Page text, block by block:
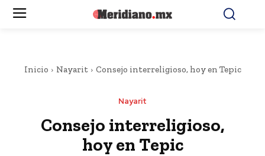
Inicio Nayarit Consejo interreligioso, hoy en Tepic
Nayarit
Consejo interreligioso,
hoy en Tepic